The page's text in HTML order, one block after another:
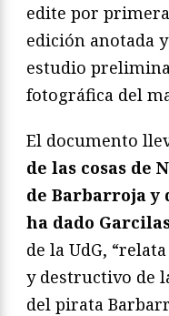
edite por
edición anotada
estudio
fotográfica del
El documento
de las cosas de
de Barbarroja y
ha dado
de la UdG,
y destructivo de
del pirata